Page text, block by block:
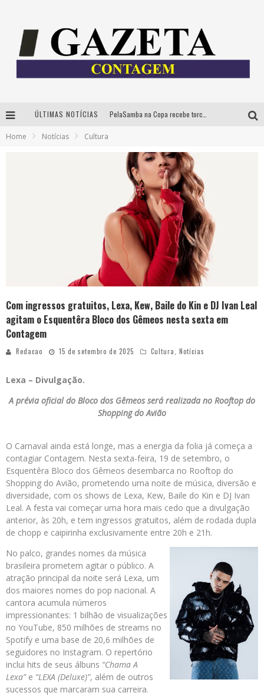
ÚLTIMAS NOTÍCIAS
Espetáculo “Allan Kardec – Um Olhar para a Eternidade” desembarca em BH na próxima semana
Home Notícias Cultura
Com ingressos gratuitos, Lexa, Kew, Baile do Kin e DJ Ivan Leal
agitam o Esquentêra Bloco dos Gêmeos nesta sexta em
Contagem
Redacao 15 de setembro de 2025 Cultura, Notícias
Lexa – Divulgação.
A prévia oficial do Bloco dos Gêmeos será realizada no Rooftop do
Shopping do Avião
O Carnaval ainda está longe, mas a energia da folia já começa a
contagiar Contagem. Nesta sexta-feira, 19 de setembro, o
Esquentêra Bloco dos Gêmeos desembarca no Rooftop do
Shopping do Avião, prometendo uma noite de música, diversão e
diversidade, com os shows de Lexa, Kew, Baile do Kin e DJ Ivan
Leal. A festa vai começar uma hora mais cedo que a divulgação
anterior, às 20h, e tem ingressos gratuitos, além de rodada dupla
de chopp e caipirinha exclusivamente entre 20h e 21h.
No palco, grandes nomes da música
brasileira prometem agitar o público. A
atração principal da noite será Lexa, um
dos maiores nomes do pop nacional. A
cantora acumula números
impressionantes: 1 bilhão de visualizações
no YouTube, 850 milhões de streams no
Spotify e uma base de 20,6 milhões de
seguidores no Instagram. O repertório
inclui hits de seus álbuns “Chama A
Lexa”e “LEXA (Deluxe)”, além de outros
sucessos que marcaram sua carreira.